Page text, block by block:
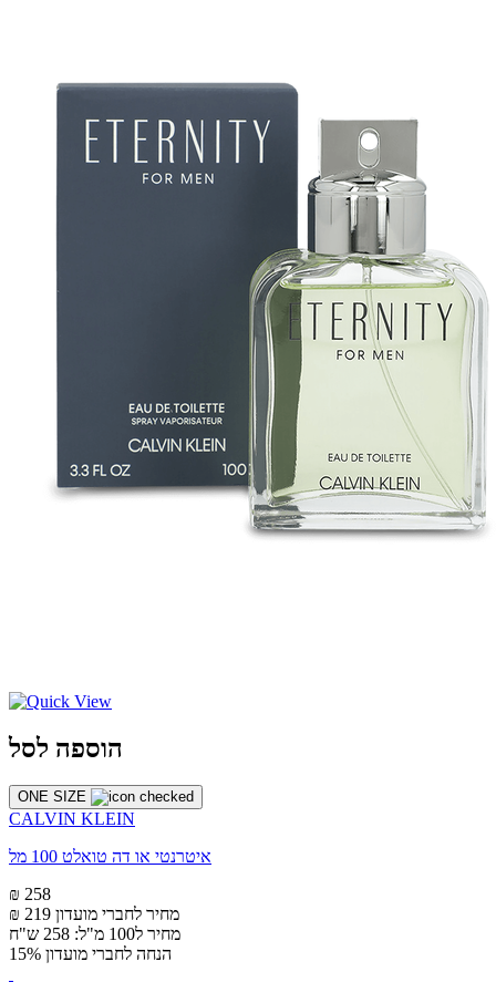
הוספה לסל
ONE SIZE
CALVIN KLEIN
איטרנטי או דה טואלט 100 מל
₪ 258
₪ 219 מחיר לחברי מועדון
מחיר ל100 מ"ל: 258 ש"ח
הנחה לחברי מועדון 15%